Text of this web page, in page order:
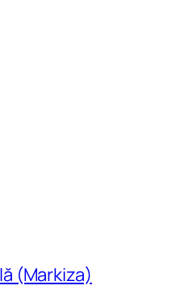
(Markiza)